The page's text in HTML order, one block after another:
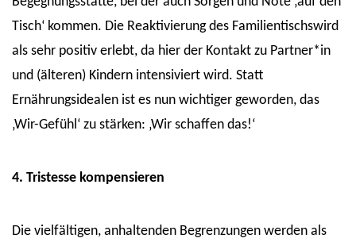
Tisch‘ kommen. Die Reaktivierung des Familientischswird
als sehr positiv erlebt, da hier der Kontakt zu Partner*in
und (älteren) Kindern intensiviert wird. Statt
Ernährungsidealen ist es nun wichtiger geworden, das
‚Wir-Gefühl‘ zu stärken: ‚Wir schaffen das!‘
4. Tristesse kompensieren
Die vielfältigen, anhaltenden Begrenzungen werden als